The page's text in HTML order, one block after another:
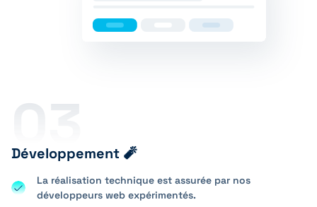
03
Développement 🧨
La réalisation technique est assurée par nos
développeurs web expérimentés.